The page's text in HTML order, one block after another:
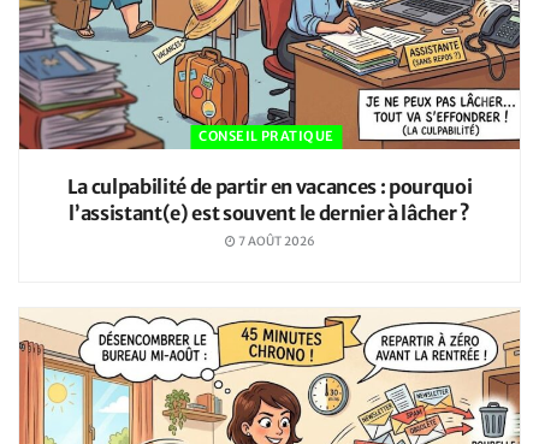
CONSEIL PRATIQUE
La culpabilité de partir en vacances : pourquoi
l’assistant(e) est souvent le dernier à lâcher ?
7 AOÛT 2026